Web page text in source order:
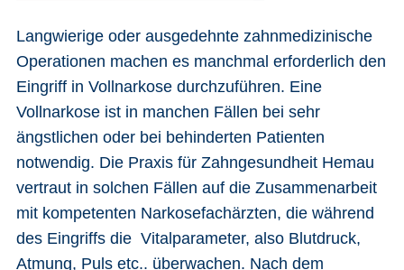
Langwierige oder ausgedehnte zahnmedizinische
Operationen machen es manchmal erforderlich den
Eingriff in Vollnarkose durchzuführen. Eine
Vollnarkose ist in manchen Fällen bei sehr
ängstlichen oder bei behinderten Patienten
notwendig. Die Praxis für Zahngesundheit Hemau
vertraut in solchen Fällen auf die Zusammenarbeit
mit kompetenten Narkosefachärzten, die während
des Eingriffs die Vitalparameter, also Blutdruck,
Atmung, Puls etc.. überwachen. Nach dem